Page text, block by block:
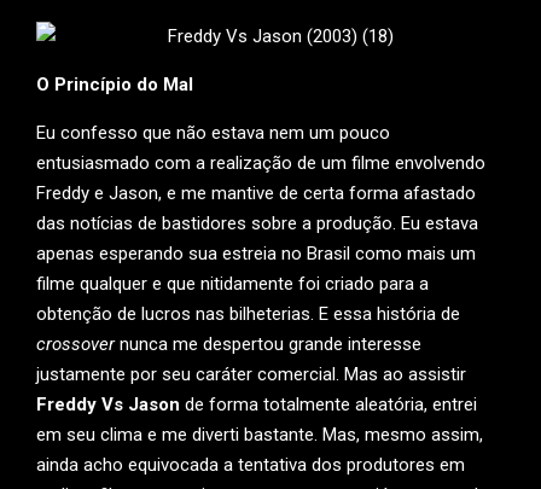
O Princípio do Mal
Eu confesso que não estava nem um pouco
entusiasmado com a realização de um filme envolvendo
Freddy e Jason, e me mantive de certa forma afastado
das notícias de bastidores sobre a produção. Eu estava
apenas esperando sua estreia no Brasil como mais um
filme qualquer e que nitidamente foi criado para a
obtenção de lucros nas bilheterias. E essa história de
crossovernunca me despertou grande interesse
justamente por seu caráter comercial. Mas ao assistir
Freddy Vs Jason de forma totalmente aleatória, entrei
em seu clima e me diverti bastante. Mas, mesmo assim,
ainda acho equivocada a tentativa dos produtores em